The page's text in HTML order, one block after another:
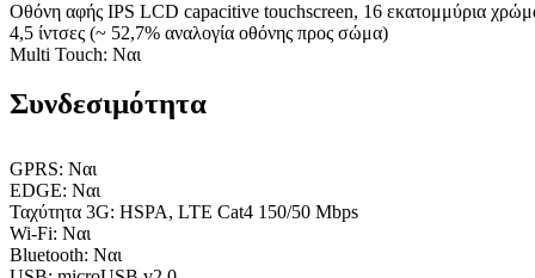
Οθόνη αφής IPS LCD capacitive touchscreen, 16 εκατομμύρια
4,5 ίντσες (~ 52,7% αναλογία οθόνης προς σώμα)
Multi Touch: Ναι
Συνδεσιμότητα
GPRS: Ναι
EDGE: Ναι
Ταχύτητα 3G: HSPA, LTE Cat4 150/50 Mbps
Wi-Fi: Ναι
Bluetooth: Ναι